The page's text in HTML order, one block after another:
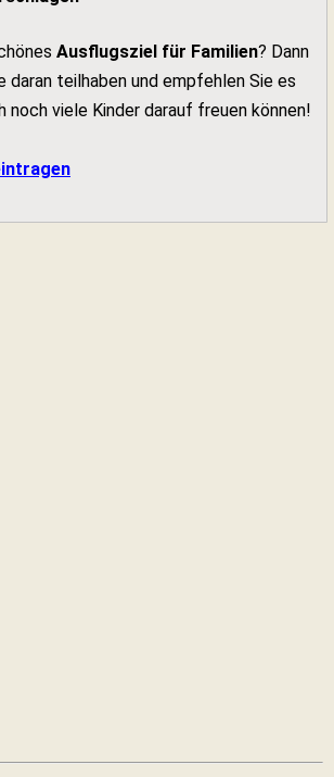
Ausflugsziel für Familien? Dann
daran teilhaben und empfehlen Sie es
noch viele Kinder darauf freuen können!